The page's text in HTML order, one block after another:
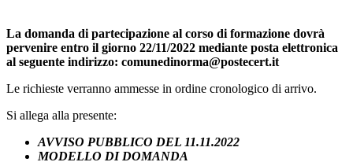
La domanda di partecipazione al corso di formazione dovrà
pervenire entro il giorno 22/11/2022 mediante posta elettronica
al seguente indirizzo: comunedinorma@postecert.it
Le richieste verranno ammesse in ordine cronologico di arrivo.
Si allega alla presente:
AVVISO PUBBLICO DEL 11.11.2022
MODELLO DI DOMANDA